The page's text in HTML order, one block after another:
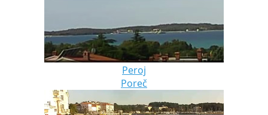
Peroj
Poreč